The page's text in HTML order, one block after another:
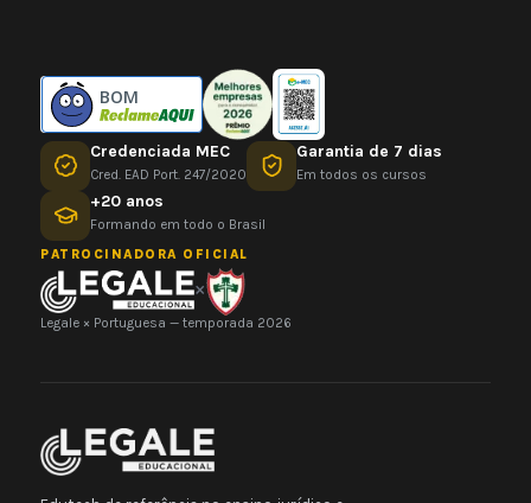
BOM
Credenciada MEC
Cred. EAD Port. 247/2020
Garantia de 7 dias
Em todos os cursos
+20 anos
Formando em todo o Brasil
PATROCINADORA OFICIAL
×
Legale × Portuguesa — temporada 2026